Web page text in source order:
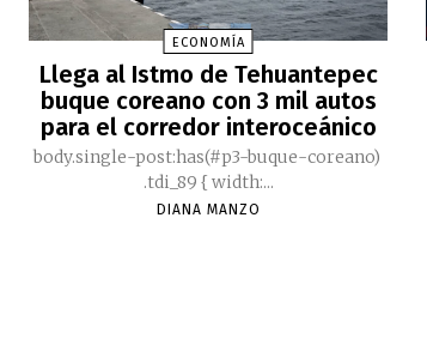
ECONOMÍA
Llega al Istmo de Tehuantepec
buque coreano con 3 mil autos
para el corredor interoceánico
body.single-post:has(#p3-buque-coreano)
.tdi_89 { width:...
DIANA MANZO